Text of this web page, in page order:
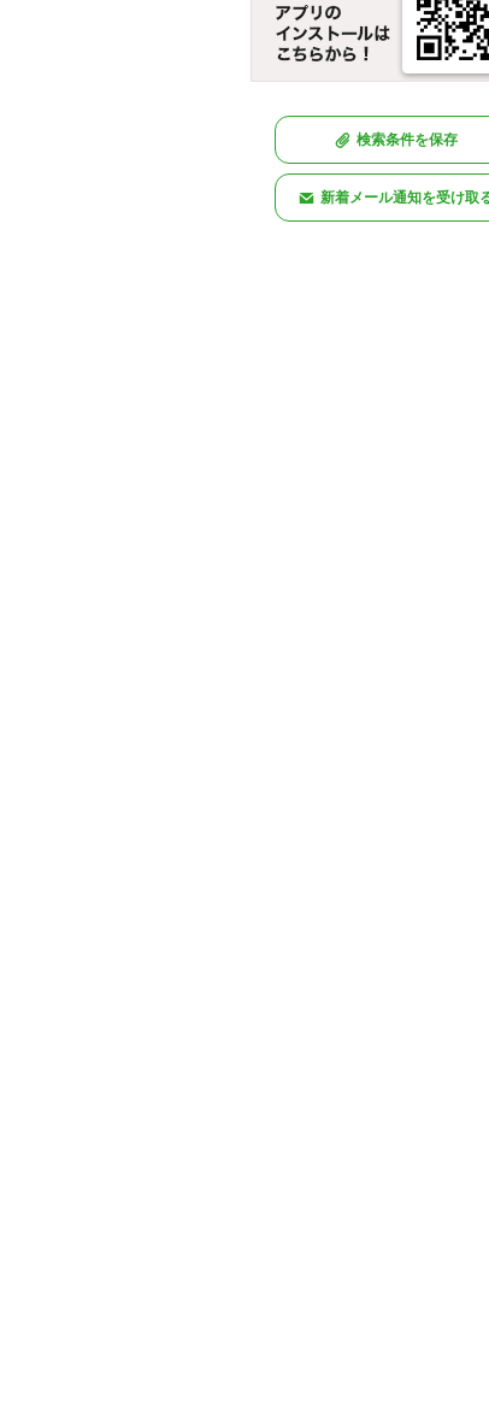
検索条件を保存
新着メール通知を受け取